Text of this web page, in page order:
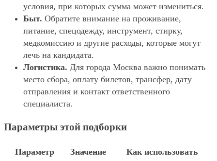
условия, при которых сумма может измениться.
Быт. Обратите внимание на проживание,
питание, спецодежду, инструмент, стирку,
медкомиссию и другие расходы, которые могут
лечь на кандидата.
Логистика. Для города Москва важно понимать
место сбора, оплату билетов, трансфер, дату
отправления и контакт ответственного
специалиста.
Параметры этой подборки
Параметр Значение Как использовать